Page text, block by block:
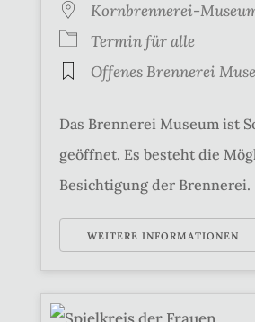
Kornbrennerei-
Termin für alle
Offenes Brennerei
Das Brennerei Museum ist
geöffnet. Es besteht die
Besichtigung der Brennerei.
WEITERE INFORMATIONEN